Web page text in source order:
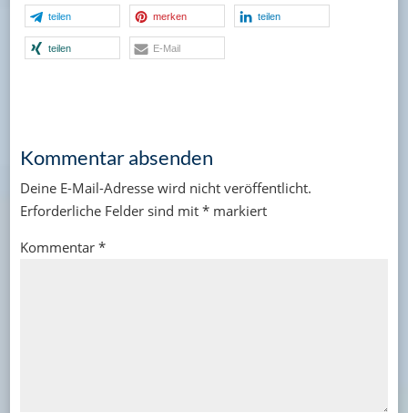
teilen merken teilen
teilen E-Mail
Kommentar absenden
Deine E-Mail-Adresse wird nicht veröffentlicht.
Erforderliche Felder sind mit *markiert
Kommentar *